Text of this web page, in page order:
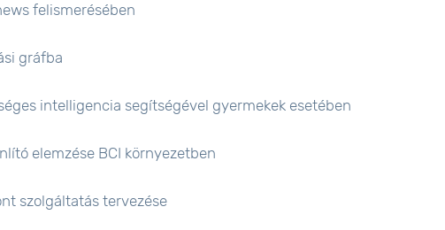
felismerésében
gráfba
intelligencia segítségével gyermekek esetében
elemzése BCI környezetben
szolgáltatás tervezése